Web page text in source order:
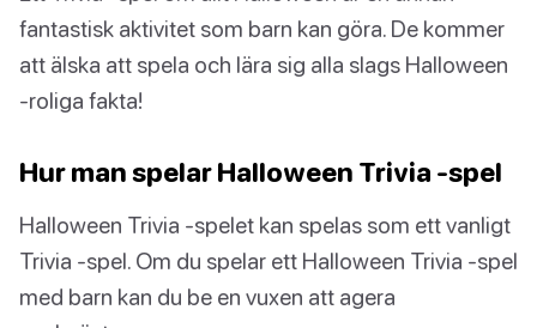
fantastisk aktivitet som barn kan göra. De kommer
att älska att spela och lära sig alla slags Halloween
-roliga fakta!
Hur man spelar Halloween Trivia -spel
Halloween Trivia -spelet kan spelas som ett vanligt
Trivia -spel. Om du spelar ett Halloween Trivia -spel
med barn kan du be en vuxen att agera